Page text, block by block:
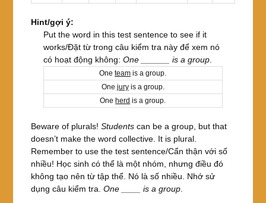
Hint/gợi ý:
Put the word in this test sentence to see if it
works/Đặt từ trong câu kiểm tra này để xem nó
có hoạt động không: One ______ is a group.
Oneteam is a group.
One juryis a group.
Oneherd is a group.
Beware of plurals! Studentscan be a group, but that
doesn’t make the word collective. It is plural.
Remember to use the test sentence/Cẩn thận với số
nhiều! Học sinh có thể là một nhóm, nhưng điều đó
không tạo nên từ tập thể. Nó là số nhiều. Nhớ sử
dụng câu kiểm tra. One ____ is a group.